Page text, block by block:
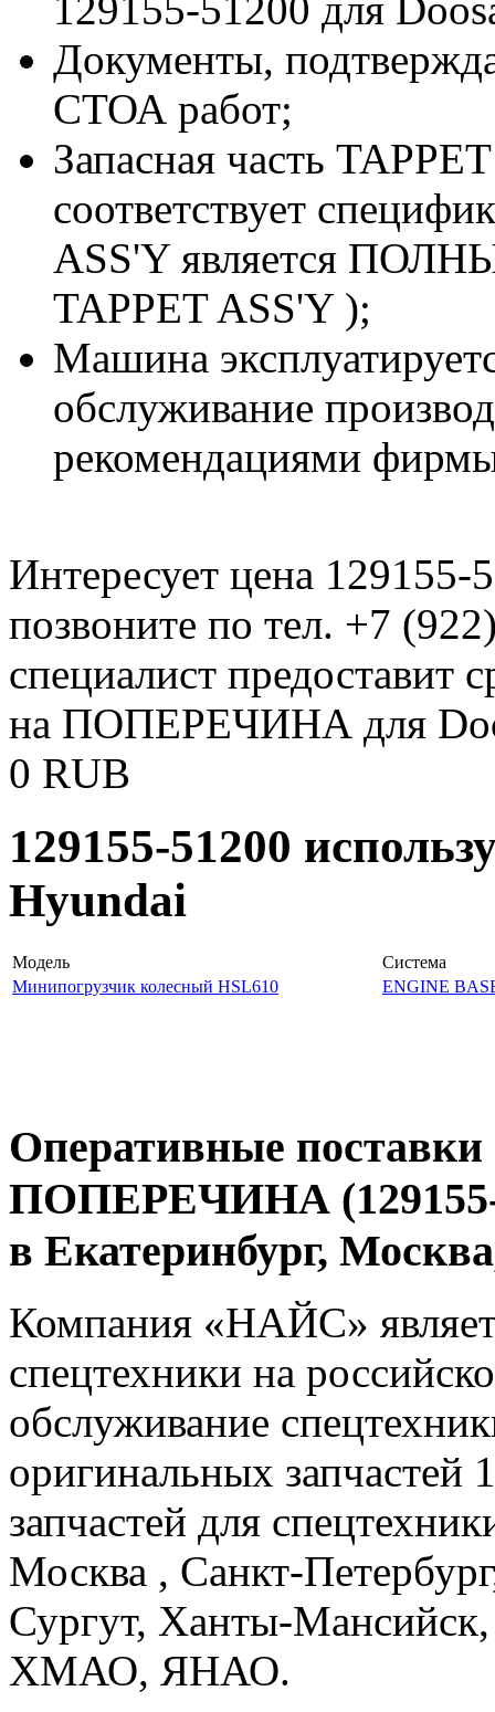
Документы,
СТОА работ;
Запасная часть
соответствует
ASS'Y является
TAPPET ASS'Y );
Машина
обслуживание
рекомендациями
Интересует цена 129155-
позвоните по тел. +7
специалист предоставит
на ПОПЕРЕЧИНА для
0 RUB
129155-51200
Hyundai
Модель
Система
Минипогрузчик колесный HSL610
ENGINE
Оперативные
ПОПЕРЕЧИНА (129155-
в Екатеринбург,
Компания «НАЙС»
спецтехники на
обслуживание
оригинальных
запчастей для
Москва , Санкт-
Сургут, Ханты-
ХМАО, ЯНАО.